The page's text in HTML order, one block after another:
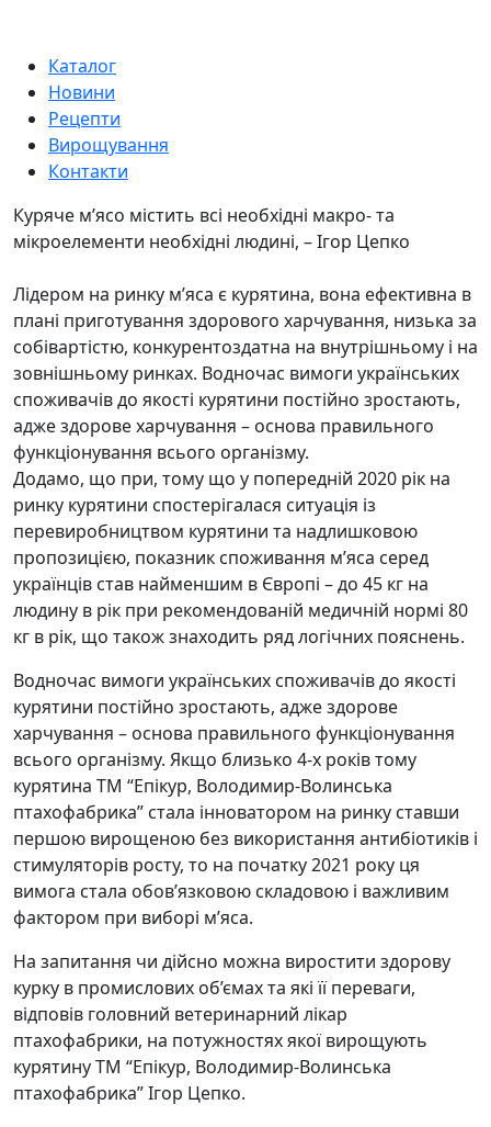
Каталог
Новини
Рецепти
Вирощування
Контакти
Куряче м’ясо містить всі необхідні макро- та
мікроелементи необхідні людині, – Ігор Цепко
Лідером на ринку м’яса є курятина, вона ефективна в
плані приготування здорового харчування, низька за
собівартістю, конкурентоздатна на внутрішньому і на
зовнішньому ринках. Водночас вимоги українських
споживачів до якості курятини постійно зростають,
адже здорове харчування – основа правильного
функціонування всього організму.
Додамо, що при, тому що у попередній 2020 рік на
ринку курятини спостерігалася ситуація із
перевиробництвом курятини та надлишковою
пропозицією, показник споживання м’яса серед
українців став найменшим в Європі – до 45 кг на
людину в рік при рекомендованій медичній нормі 80
кг в рік, що також знаходить ряд логічних пояснень.
Водночас вимоги українських споживачів до якості
курятини постійно зростають, адже здорове
харчування – основа правильного функціонування
всього організму. Якщо близько 4-х років тому
курятина ТМ “Епікур, Володимир-Волинська
птахофабрика” стала інноватором на ринку ставши
першою вирощеною без використання антибіотиків і
стимуляторів росту, то на початку 2021 року ця
вимога стала обов’язковою складовою і важливим
фактором при виборі м’яса.
На запитання чи дійсно можна виростити здорову
курку в промислових об’ємах та які її переваги,
відповів головний ветеринарний лікар
птахофабрики, на потужностях якої вирощують
курятину ТМ “Епікур, Володимир-Волинська
птахофабрика” Ігор Цепко.